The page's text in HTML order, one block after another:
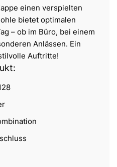
einen verspielten
bietet optimalen
– ob im Büro, bei einem
Anlässen. Ein
Auftritte!